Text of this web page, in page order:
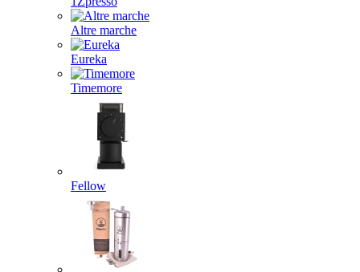
Altre marche
Eureka
Timemore
Fellow